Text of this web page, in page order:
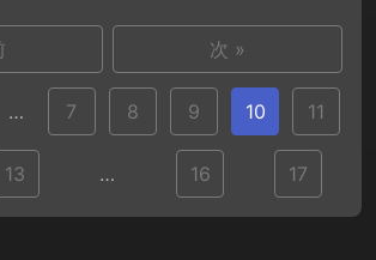
次 »
… 7 8 9 10 11
13 … 16 17